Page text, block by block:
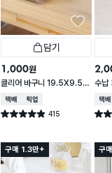
담기
1,000원
클리어 바구니 19.5X9.5X
6.2cm
택배배송매장픽업
별점 4.9점 415
건 작성
수
택배
별점
구매 1.3만+ 구